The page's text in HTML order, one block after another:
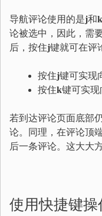
导航评论使用的是j和k
论被选中，因此，需
后，按住j键就可在评
按住j键可实现
按住k键可实现
若到达评论页面底部
论。同理，在评论顶
后一条评论。这大大
使用快捷键操